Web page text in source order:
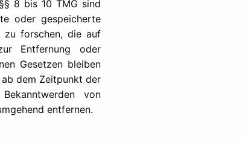
8 bis 10 TMG sind
oder gespeicherte
zu forschen, die auf
Entfernung oder
Gesetzen bleiben
dem Zeitpunkt der
von
entfernen.